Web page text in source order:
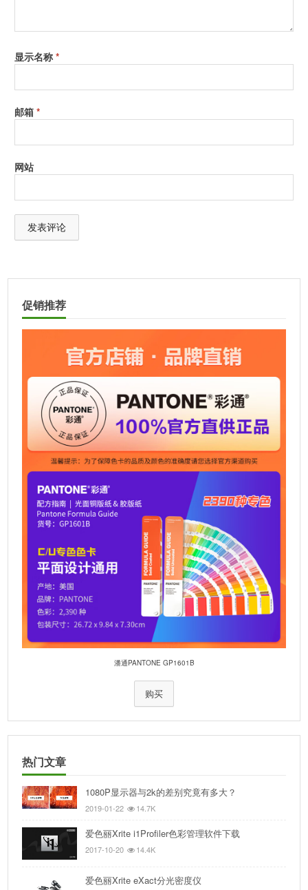
显示名称*
邮箱*
网站
l
促销推荐
潘通PANTONE GP1601B
购买
热门文章
1080P显示器与2k的差别究竟有多大？
2019-01-22 14.7K
爱色丽Xrite i1Profiler色彩管理软件下载
2017-10-20 14.4K
爱色丽Xrite eXact分光密度仪